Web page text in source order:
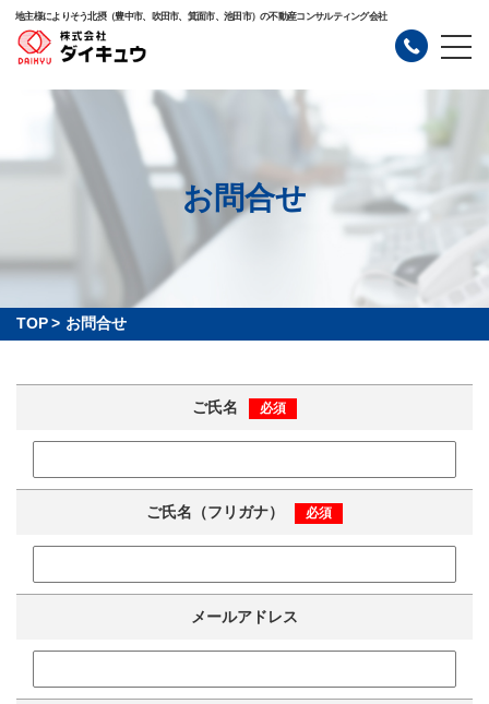
地主様によりそう北摂（豊中市、吹田市、箕面市、池田市）の不動産コンサルティング会社
お問合せ
TOP> お問合せ
ご氏名 必須
ご氏名（フリガナ） 必須
メールアドレス